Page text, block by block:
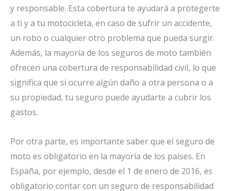
y responsable. Esta cobertura te ayudará a protegerte
a ti y a tu motocicleta, en caso de sufrir un accidente,
un robo o cualquier otro problema que pueda surgir.
Además, la mayoría de los seguros de moto también
ofrecen una cobertura de responsabilidad civil, lo que
significa que si ocurre algún daño a otra persona o a
su propiedad, tu seguro puede ayudarte a cubrir los
gastos.
Por otra parte, es importante saber que el seguro de
moto es obligatorio en la mayoría de los países. En
España, por ejemplo, desde el 1 de enero de 2016, es
obligatorio contar con un seguro de responsabilidad